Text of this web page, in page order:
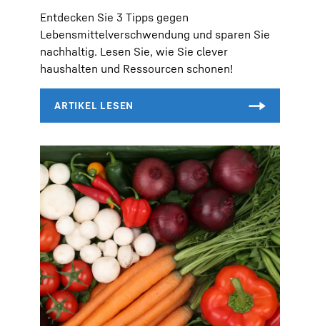
Entdecken Sie 3 Tipps gegen
Lebensmittelverschwendung und sparen Sie
nachhaltig. Lesen Sie, wie Sie clever
haushalten und Ressourcen schonen!